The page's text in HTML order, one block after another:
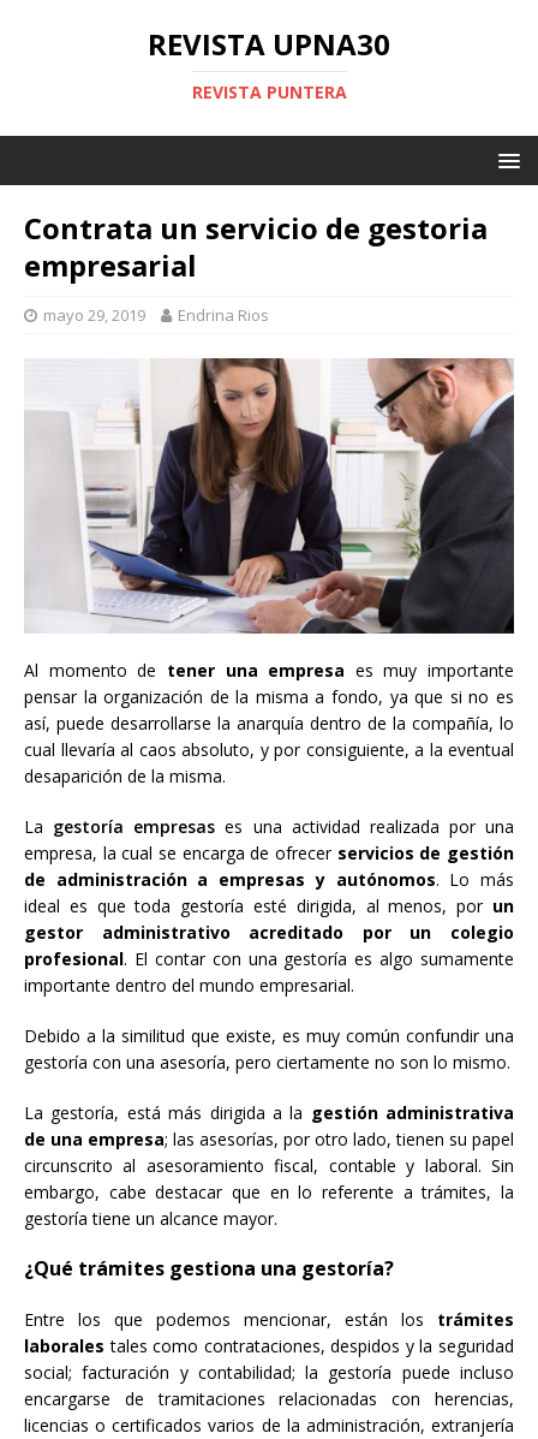
REVISTA UPNA30
REVISTA PUNTERA
Contrata un servicio de gestoria
empresarial
mayo 29, 2019 Endrina Rios
Al momento de tener una empresa es muy importante
pensar la organización de la misma a fondo, ya que si no es
así, puede desarrollarse la anarquía dentro de la compañía, lo
cual llevaría al caos absoluto, y por consiguiente, a la eventual
desaparición de la misma.
La gestoría empresas es una actividad realizada por una
empresa, la cual se encarga de ofrecer servicios de gestión
de administración a empresas y autónomos. Lo más
ideal es que toda gestoría esté dirigida, al menos, por un
gestor administrativo acreditado por un colegio
profesional. El contar con una gestoría es algo sumamente
importante dentro del mundo empresarial.
Debido a la similitud que existe, es muy común confundir una
gestoría con una asesoría, pero ciertamente no son lo mismo.
La gestoría, está más dirigida a la gestión administrativa
de una empresa; las asesorías, por otro lado, tienen su papel
circunscrito al asesoramiento fiscal, contable y laboral. Sin
embargo, cabe destacar que en lo referente a trámites, la
gestoría tiene un alcance mayor.
¿Qué trámites gestiona una gestoría?
Entre los que podemos mencionar, están los trámites
laborales tales como contrataciones, despidos y la seguridad
social; facturación y contabilidad; la gestoría puede incluso
encargarse de tramitaciones relacionadas con herencias,
licencias o certificados varios de la administración, extranjería